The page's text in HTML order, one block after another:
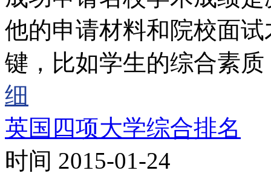
他的申请材料和院校面
键，比如学生的综合素
细
英国四项大学综合排名
时间 2015-01-24